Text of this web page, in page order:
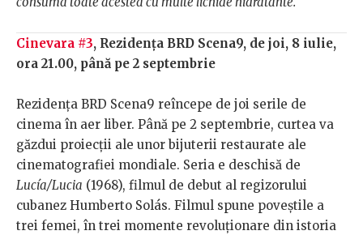
Cinevara #3, Rezidența BRD Scena9, de joi, 8 iulie,
ora 21.00, până pe 2 septembrie
Rezidența BRD Scena9 reîncepe de joi serile de
cinema în aer liber. Până pe 2 septembrie, curtea va
găzdui proiecții ale unor bijuterii restaurate ale
cinematografiei mondiale. Seria e deschisă de
Lucía/Lucia (1968), filmul de debut al regizorului
cubanez Humberto Solás. Filmul spune poveștile a
trei femei, în trei momente revoluționare din istoria